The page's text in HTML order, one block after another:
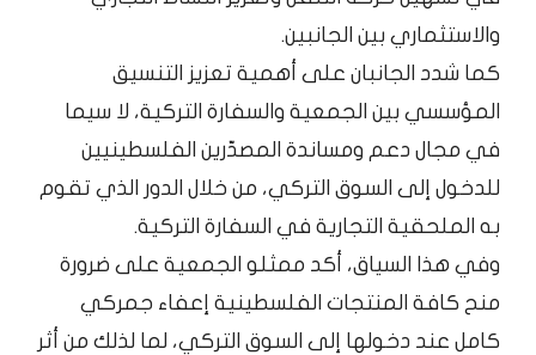
والاستثماري بين الجانبين.
كما شدد الجانبان على أهمية تعزيز التنسيق
المؤسسي بين الجمعية والسفارة التركية، لا سيما
في مجال دعم ومساندة المصدّرين الفلسطينيين
للدخول إلى السوق التركي، من خلال الدور الذي تقوم
به الملحقية التجارية في السفارة التركية.
وفي هذا السياق، أكد ممثلو الجمعية على ضرورة
منح كافة المنتجات الفلسطينية إعفاء جمركي
كامل عند دخولها إلى السوق التركي، لما لذلك من أثر